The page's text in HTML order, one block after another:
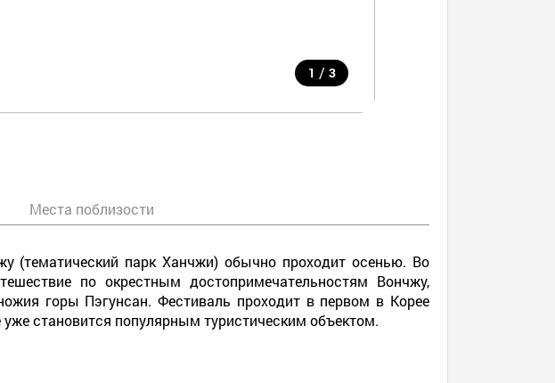
1 / 3
Места поблизости
(тематический парк Ханчжи) обычно проходит осенью. Во
по окрестным достопримечательностям Вончжу,
горы Пэгунсан.Фестиваль проходит в первом в Корее
становится популярным туристическим объектом.